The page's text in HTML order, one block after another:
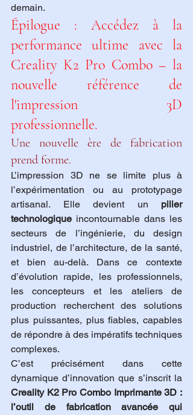
demain.
Épilogue : Accédez à la
performance ultime avec la
Creality K2 Pro Combo – la
nouvelle référence de
l'impression 3D
professionnelle.
Une nouvelle ère de fabrication
prend forme.
L’impression 3D ne se limite plus à
l’expérimentation ou au prototypage
artisanal. Elle devient un pilier
technologique incontournable dans les
secteurs de l’ingénierie, du design
industriel, de l’architecture, de la santé,
et bien au-delà. Dans ce contexte
d’évolution rapide, les professionnels,
les concepteurs et les ateliers de
production recherchent des solutions
plus puissantes, plus fiables, capables
de répondre à des impératifs techniques
complexes.
C’est précisément dans cette
Creality K2 Pro Combo Imprimante 3D :
l’outil de fabrication avancée qui